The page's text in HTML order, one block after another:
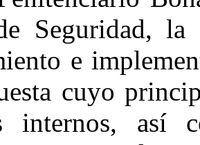
Seguridad,
e
cuyo
internos, así